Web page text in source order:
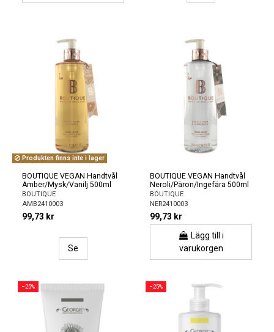
Produkten finns inte i lager
BOUTIQUE VEGAN Handtvål
Amber/Mysk/Vanilj 500ml
BOUTIQUE
AMB2410003
99,73 kr
Se
BOUTIQUE VEGAN Handtvål
Neroli/Päron/Ingefära 500ml
BOUTIQUE
NER2410003
99,73 kr
Lägg till i
varukorgen
−25% −25%